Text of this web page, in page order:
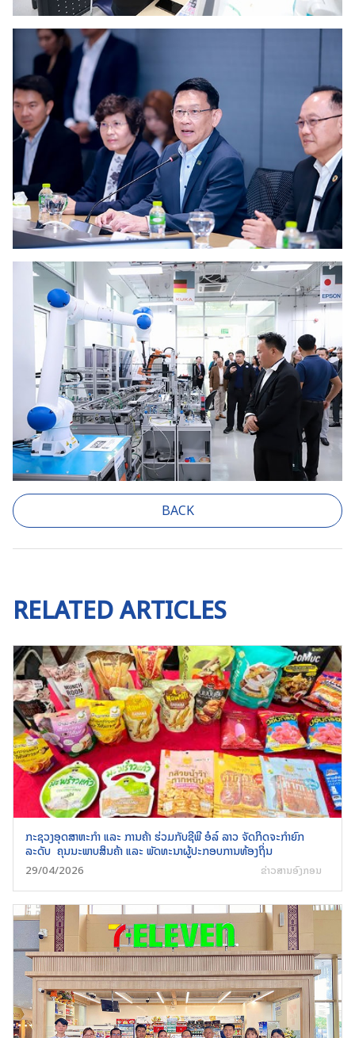
Search
for:
BACK
RELATED ARTICLES
ກະຊວງອຸດສາຫະກໍາ ແລະ ການຄ້າ ຮ່ວມກັບຊີພີ ອໍລ໌ ລາວ ຈັດກິດຈະກໍາຍົກ
ລະດັບ ຄຸນນະພາບສິນຄ້າ ແລະ ພັດທະນາຜູ້ປະກອບການທ້ອງຖິ່ນ
29/04/2026 ຂ່າວສານອົງກອນ